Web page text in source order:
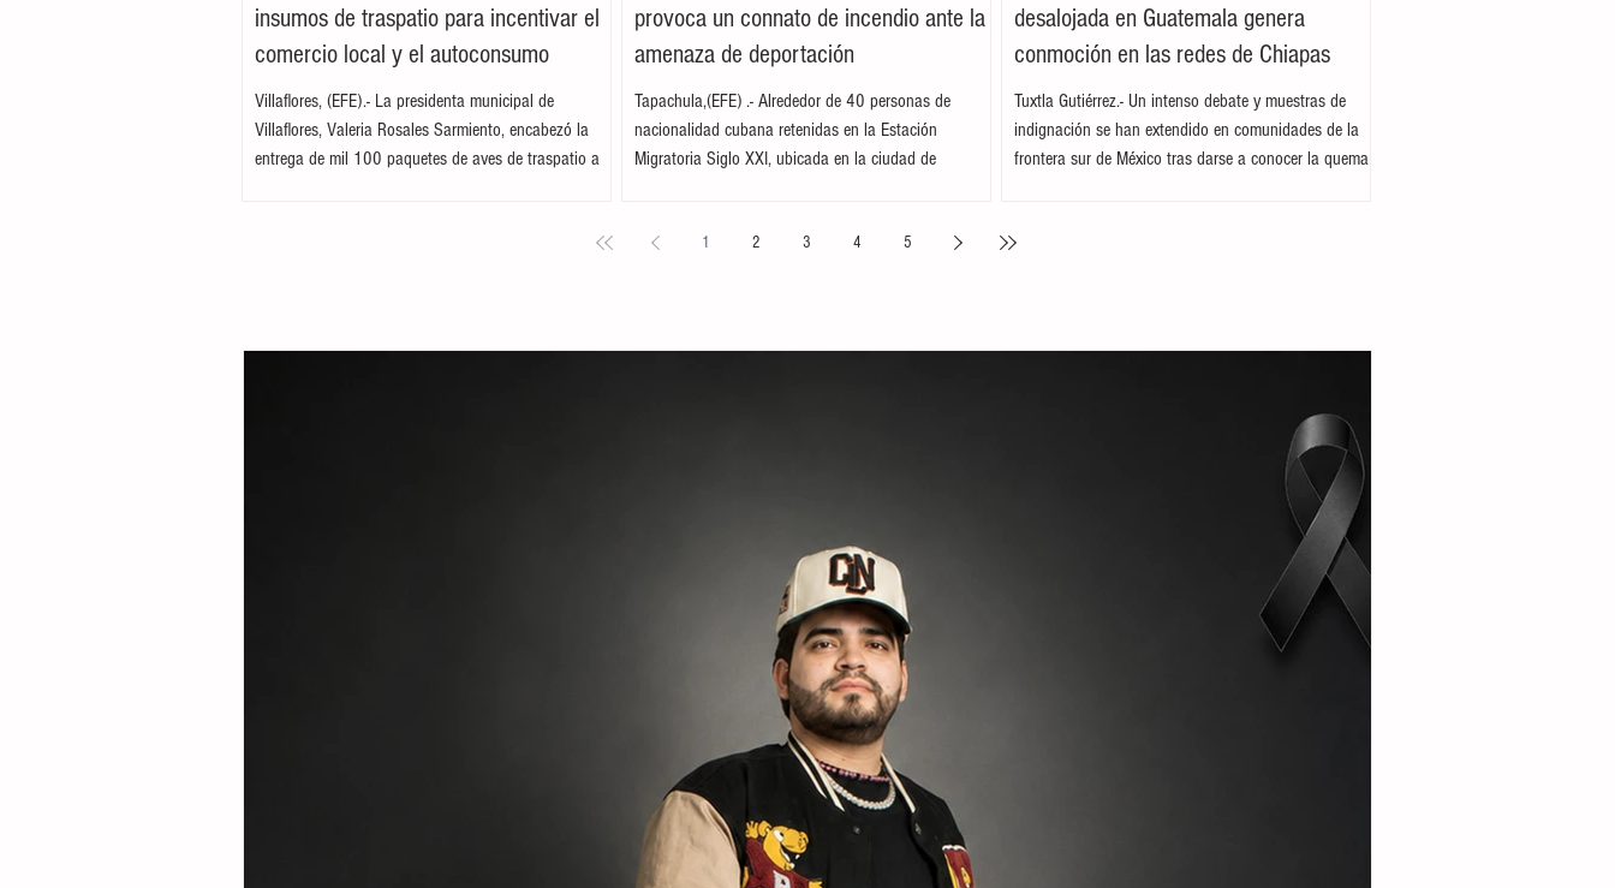
insumos de traspatio para incentivar el
comercio local y el autoconsumo
Villaflores, (EFE).- La presidenta municipal de
Villaflores, Valeria Rosales Sarmiento, encabezó la
entrega de mil 100 paquetes de aves de traspatio a
provoca un connato de incendio ante la
amenaza de deportación
Tapachula,(EFE) .- Alrededor de 40 personas de
nacionalidad cubana retenidas en la Estación
Migratoria Siglo XXI, ubicada en la ciudad de
su posible deportación. De acuerdo con los primeros
desalojada en Guatemala genera
conmoción en las redes de Chiapas
Tuxtla Gutiérrez.- Un intenso debate y muestras de
indignación se han extendido en comunidades de la
frontera sur de México tras darse a conocer la quema
ocurrió luego de que la funcionaria judicial emitiera
1 2 3 4 5